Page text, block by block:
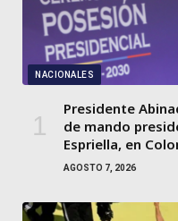
NACIONALES
Presidente
de mando
Espriella, en
AGOSTO 7, 2026